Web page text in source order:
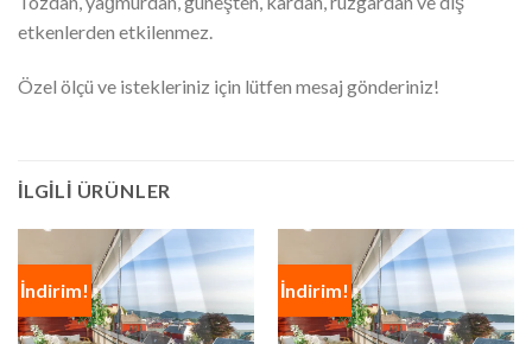
etkenlerden etkilenmez.
Özel ölçü ve istekleriniz için lütfen mesaj gönderiniz!
İLGILI ÜRÜNLER
İndirim! İndirim!